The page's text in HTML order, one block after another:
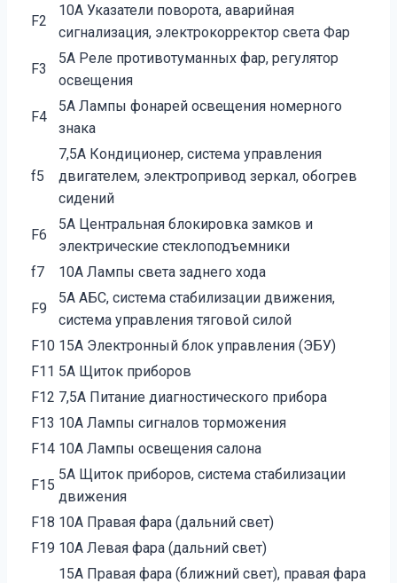
F2
10А Указатели поворота, аварийная
сигнализация, электрокорректор света Фар
F3
5А Реле противотуманных фар, регулятор
освещения
F4
5А Лампы фонарей освещения номерного
знака
f5
7,5А Кондиционер, система управления
двигателем, электропривод зеркал, обогрев
сидений
F6
5А Центральная блокировка замков и
электрические стеклоподъемники
f7
10А Лампы света заднего хода
F9
5А АБС, система стабилизации движения,
система управления тяговой силой
F10 15А Электронный блок управления (ЭБУ)
F11 5А Щиток приборов
F12 7,5А Питание диагностического прибора
F13 10А Лампы сигналов торможения
F14 10А Лампы освещения салона
F15
5А Щиток приборов, система стабилизации
движения
F18 10А Правая фара (дальний свет)
F19 10А Левая фара (дальний свет)
15А Правая фара (ближний свет), правая фара